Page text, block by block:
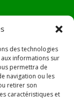
des technologies
informations sur
permettra de
navigation ou les
retirer son
caractéristiques et
di Verde